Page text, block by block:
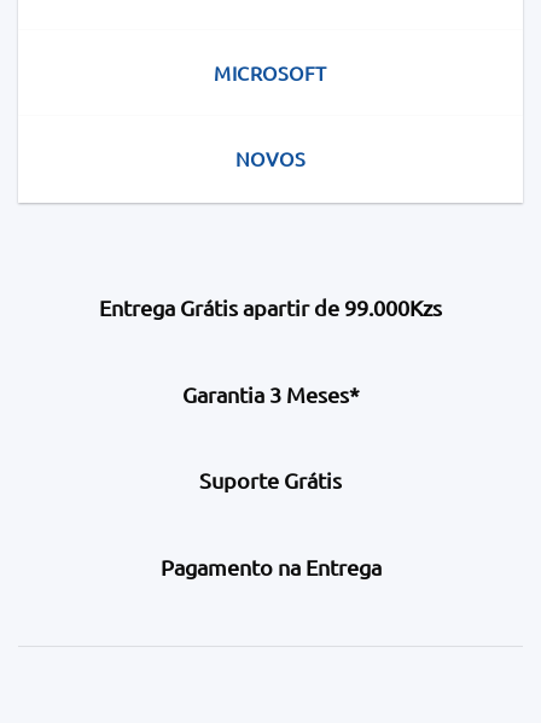
MICROSOFT
NOVOS
Entrega Grátis apartir de 99.000Kzs
Garantia 3 Meses*
Suporte Grátis
Pagamento na Entrega